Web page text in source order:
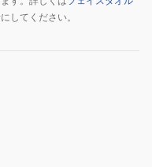
してください。